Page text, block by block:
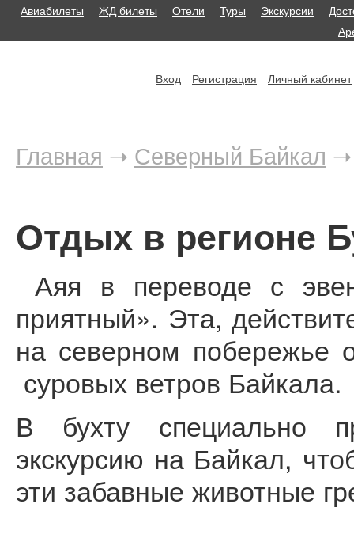
Авиабилеты ЖД билеты Отели Туры Экскурсии
Вход Регистрация Личный кабинет
Главная ➝ Северный Байкал ➝
Отдых в регионе
Аяя в переводе с
приятный». Эта,
на северном
суровых ветров Байкала.
В бухту специально
экскурсию на Байкал,
эти забавные животные